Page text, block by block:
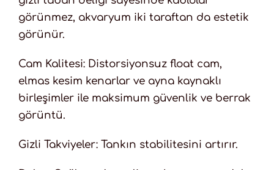
görünmez, akvaryum iki taraftan da estetik
görünür.
Cam Kalitesi: Distorsiyonsuz float cam,
elmas kesim kenarlar ve ayna kaynaklı
birleşimler ile maksimum güvenlik ve berrak
görüntü.
Gizli Takviyeler: Tankın stabilitesini artırır.